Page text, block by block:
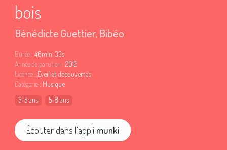
bois
Bénédicte Guettier, Bibéo
Durée : 46min. 33s
Année de parution : 2012
Licence : Éveil et découvertes
Catégorie : Musique
3-5 ans
5-8 ans
Écouter dans l'appli munki